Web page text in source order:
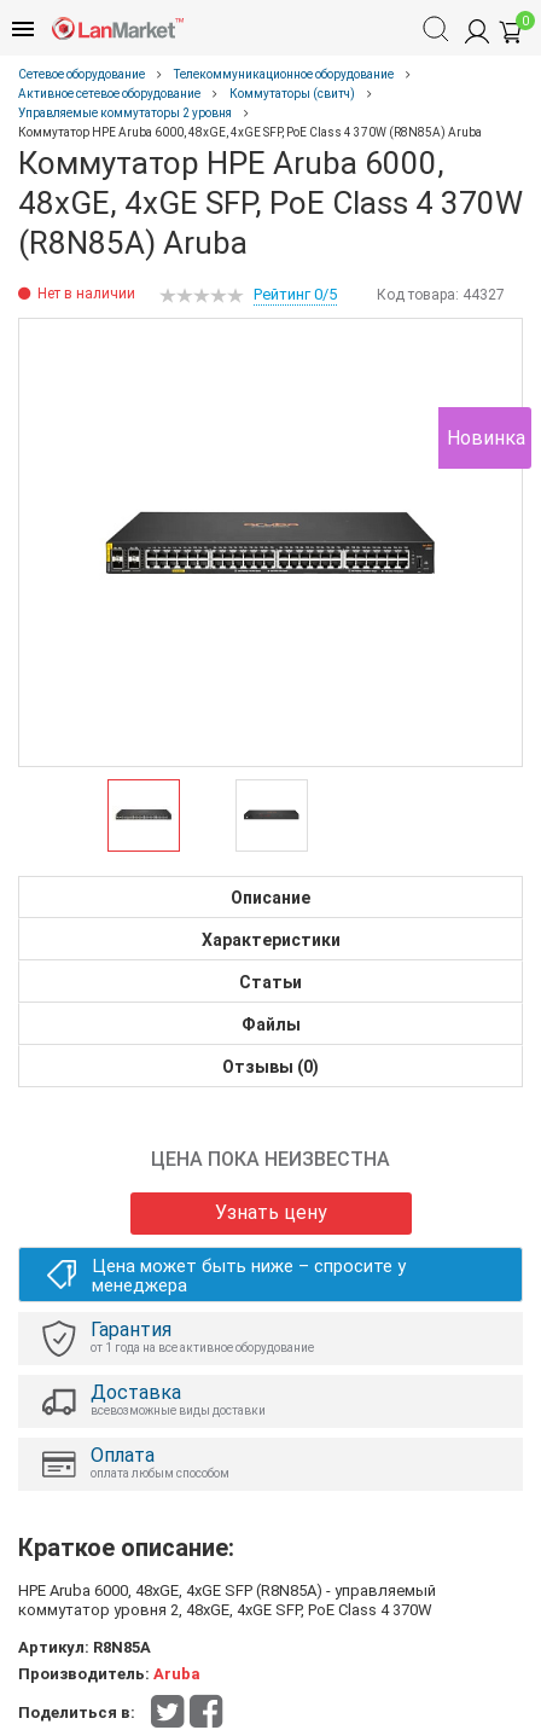
0
Сетевое оборудование
Телекоммуникационное оборудование
Активное сетевое оборудование
Коммутаторы (свитч)
Управляемые коммутаторы 2 уровня
Коммутатор HPE Aruba 6000, 48xGE, 4xGE SFP, PoE Class 4 370W (R8N85A) Aruba
Коммутатор HPE Aruba 6000,
48xGE, 4xGE SFP, PoE Class 4 370W
(R8N85A) Aruba
Нет в наличии Код товара: 44327
Рейтинг 0/5
Новинка
Описание
Характеристики
Статьи
Файлы
Отзывы (0)
ЦЕНА ПОКА НЕИЗВЕСТНА
Узнать цену
Цена может быть ниже – спросите у
менеджера
Гарантия
от 1 года на все активное оборудование
Доставка
всевозможные виды доставки
Оплата
оплата любым способом
Краткое описание:
HPE Aruba 6000, 48xGE, 4xGE SFP (R8N85A) - управляемый
коммутатор уровня 2, 48xGE, 4xGE SFP, PoE Class 4 370W
Артикул: R8N85A
Производитель: Aruba
Поделиться в: